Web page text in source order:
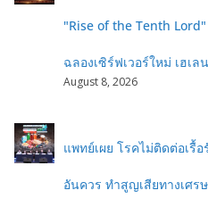
"Rise of the Tenth
ฉลองเซิร์ฟเวอร์ใหม่ เฮเล
August 8, 2026
แพทย์เผย โรคไม่ติดต่อเรื้
อันควร ทำสูญเสียทางเศ